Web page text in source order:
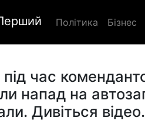
Політика Бізнес
час
напад на
Дивіться відео.